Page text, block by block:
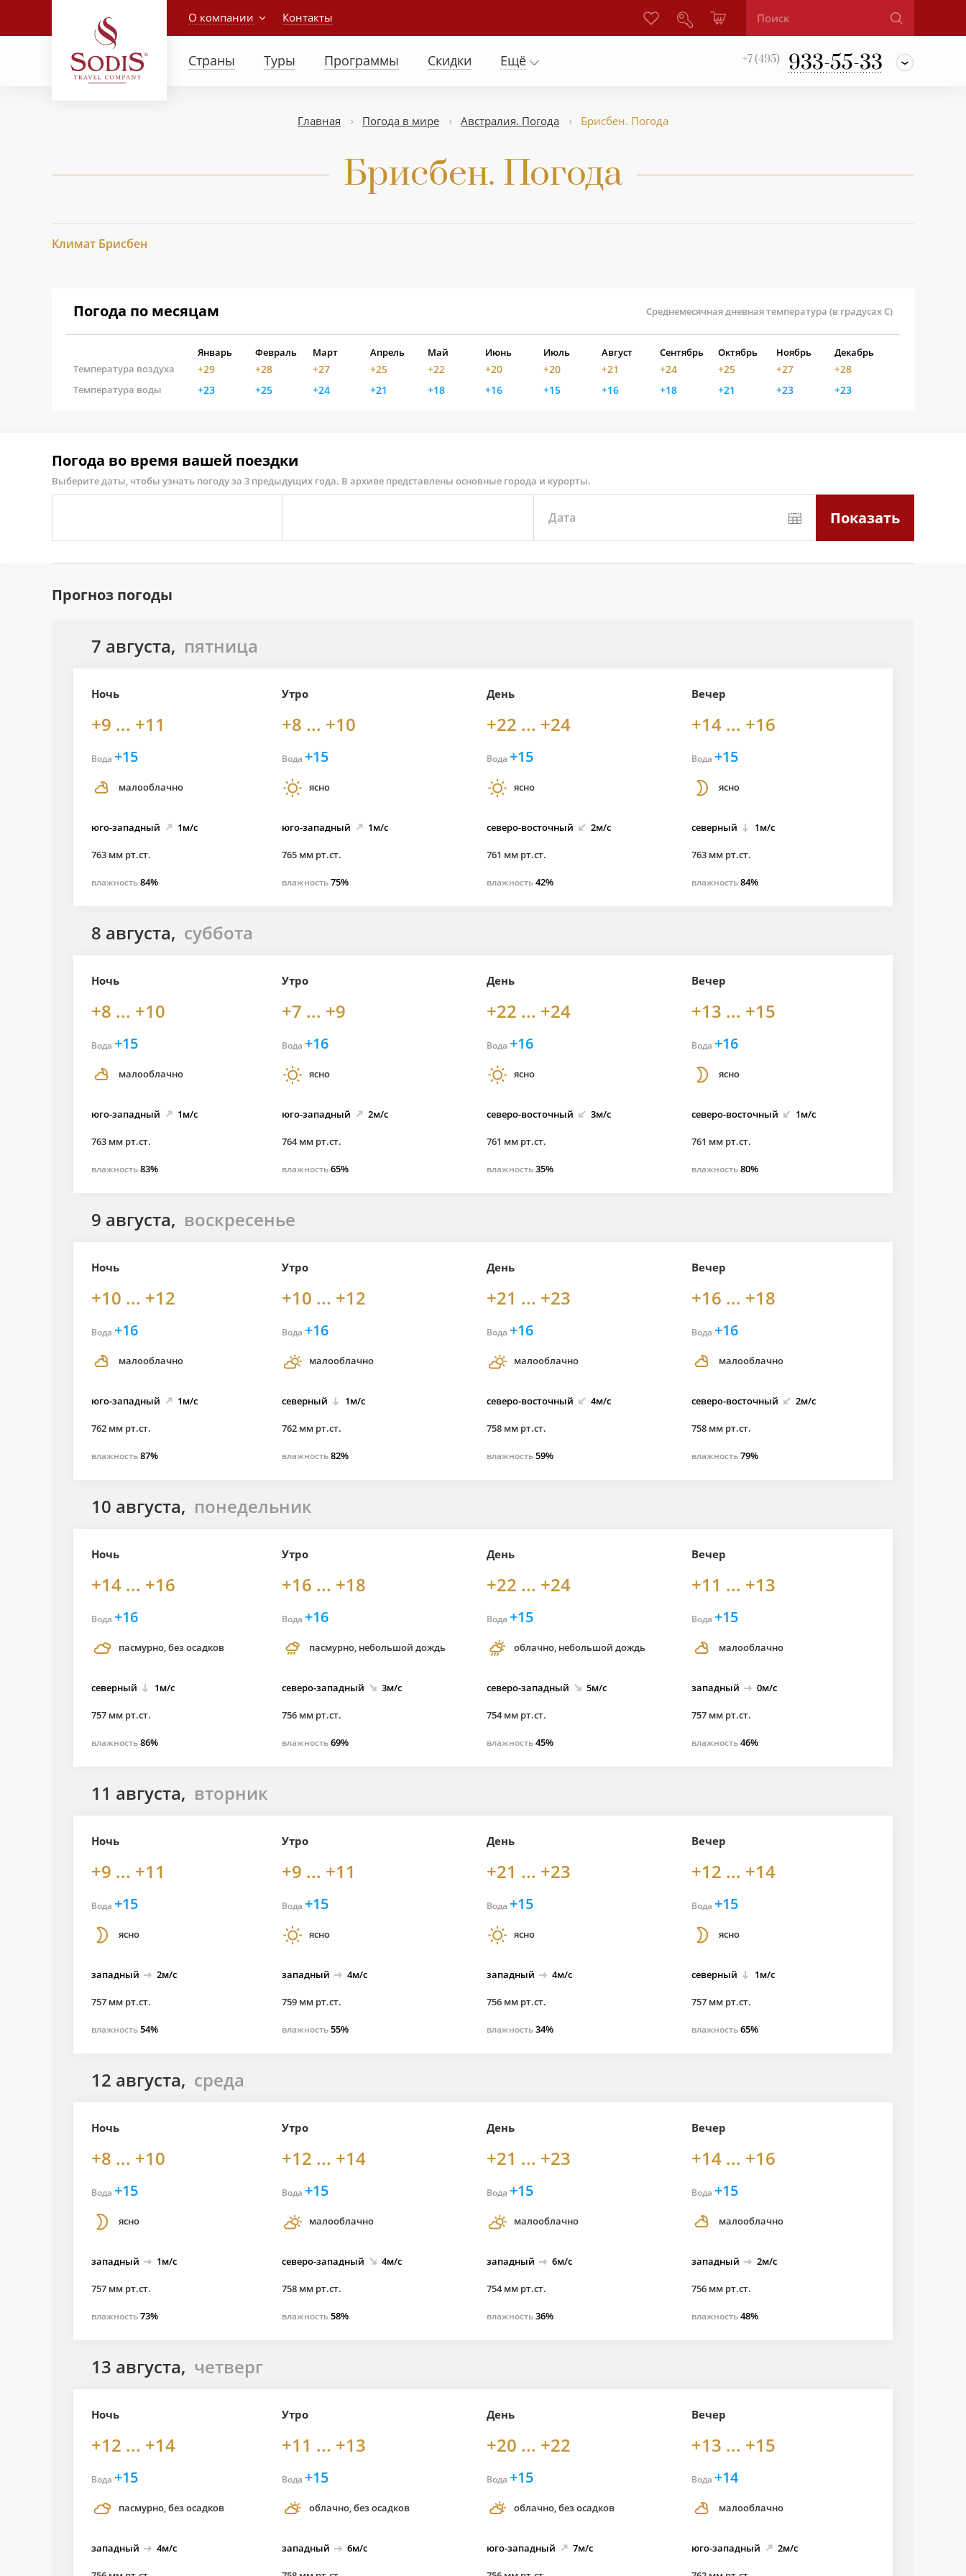
О компании Контакты
Страны Туры Программы Скидки Ещё +7 (495) 933-55-33
Главная Погода в мире Австралия. Погода Бриcбен. Погода
Бриcбен. Погода
Климат Бриcбен
Погода по месяцам Среднемесячная дневная температура (в градусах С)
Январь Февраль Март Апрель Май Июнь Июль Август Сентябрь Октябрь Ноябрь
Декабрь
Температура воздуха
+29 +28 +27 +25 +22 +20 +20 +21 +24 +25 +27 +28
Температура воды +23 +25 +24 +21 +18 +16 +15 +16 +18 +21 +23 +23
Погода во время вашей поездки
Выберите даты, чтобы узнать погоду за 3 предыдущих года. В архиве представлены основные города и курорты.
Дата Показать
Прогноз погоды
7 августа, пятница
Ночь
+9 ... +11
Вода +15
малооблачно
юго-западный 1м/с
763 мм рт.ст.
влажность84%
Утро
+8 ... +10
Вода +15
ясно
юго-западный 1м/с
765 мм рт.ст.
влажность75%
День
+22 ... +24
Вода +15
ясно
северо-восточный 2м/с
761 мм рт.ст.
влажность42%
Вечер
+14 ... +16
Вода +15
ясно
северный 1м/с
763 мм рт.ст.
влажность84%
8 августа, суббота
Ночь
+8 ... +10
Вода +15
малооблачно
юго-западный 1м/с
763 мм рт.ст.
влажность83%
Утро
+7 ... +9
Вода +16
ясно
юго-западный 2м/с
764 мм рт.ст.
влажность65%
День
+22 ... +24
Вода +16
ясно
северо-восточный 3м/с
761 мм рт.ст.
влажность35%
Вечер
+13 ... +15
Вода +16
ясно
северо-восточный 1м/с
761 мм рт.ст.
влажность80%
9 августа, воскресенье
Ночь
+10 ... +12
Вода +16
малооблачно
юго-западный 1м/с
762 мм рт.ст.
влажность87%
Утро
+10 ... +12
Вода +16
малооблачно
северный 1м/с
762 мм рт.ст.
влажность82%
День
+21 ... +23
Вода +16
малооблачно
северо-восточный 4м/с
758 мм рт.ст.
влажность59%
Вечер
+16 ... +18
Вода +16
малооблачно
северо-восточный 2м/с
758 мм рт.ст.
влажность79%
10 августа, понедельник
Ночь
+14 ... +16
Вода +16
пасмурно, без осадков
северный 1м/с
757 мм рт.ст.
влажность86%
Утро
+16 ... +18
Вода +16
пасмурно, небольшой дождь
северо-западный 3м/с
756 мм рт.ст.
влажность69%
День
+22 ... +24
Вода +15
облачно, небольшой дождь
северо-западный 5м/с
754 мм рт.ст.
влажность45%
Вечер
+11 ... +13
Вода +15
малооблачно
западный 0м/с
757 мм рт.ст.
влажность46%
11 августа, вторник
Ночь
+9 ... +11
Вода +15
ясно
западный 2м/с
757 мм рт.ст.
влажность54%
Утро
+9 ... +11
Вода +15
ясно
западный 4м/с
759 мм рт.ст.
влажность55%
День
+21 ... +23
Вода +15
ясно
западный 4м/с
756 мм рт.ст.
влажность34%
Вечер
+12 ... +14
Вода +15
ясно
северный 1м/с
757 мм рт.ст.
влажность65%
12 августа, среда
Ночь
+8 ... +10
Вода +15
ясно
западный 1м/с
757 мм рт.ст.
влажность73%
Утро
+12 ... +14
Вода +15
малооблачно
северо-западный 4м/с
758 мм рт.ст.
влажность58%
День
+21 ... +23
Вода +15
малооблачно
западный 6м/с
754 мм рт.ст.
влажность36%
Вечер
+14 ... +16
Вода +15
малооблачно
западный 2м/с
756 мм рт.ст.
влажность48%
13 августа, четверг
Ночь
+12 ... +14
Вода +15
пасмурно, без осадков
западный 4м/с
Утро
+11 ... +13
Вода +15
облачно, без осадков
западный 6м/с
День
+20 ... +22
Вода +15
облачно, без осадков
юго-западный 7м/с
Вечер
+13 ... +15
Вода +14
малооблачно
юго-западный 2м/с